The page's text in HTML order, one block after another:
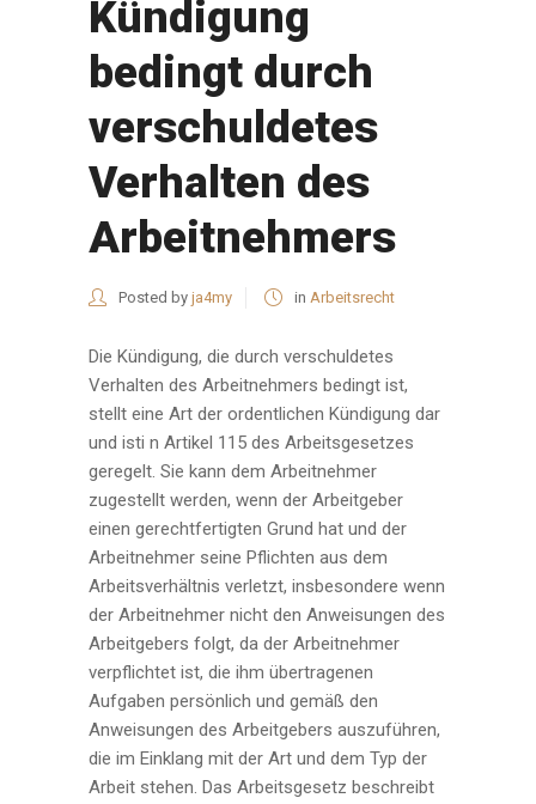
Kündigung
bedingt durch
verschuldetes
Verhalten des
Arbeitnehmers
Posted by ja4my in Arbeitsrecht
Die Kündigung, die durch verschuldetes
Verhalten des Arbeitnehmers bedingt ist,
stellt eine Art der ordentlichen Kündigung dar
und isti n Artikel 115 des Arbeitsgesetzes
geregelt. Sie kann dem Arbeitnehmer
zugestellt werden, wenn der Arbeitgeber
einen gerechtfertigten Grund hat und der
Arbeitnehmer seine Pflichten aus dem
Arbeitsverhältnis verletzt, insbesondere wenn
der Arbeitnehmer nicht den Anweisungen des
Arbeitgebers folgt, da der Arbeitnehmer
verpflichtet ist, die ihm übertragenen
Aufgaben persönlich und gemäß den
Anweisungen des Arbeitgebers auszuführen,
die im Einklang mit der Art und dem Typ der
Arbeit stehen. Das Arbeitsgesetz beschreibt